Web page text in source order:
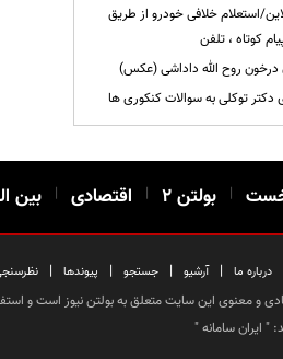
استعلام خلافی خودرو از طریق
کوتاه ، تلفن
روح الله داداشی (عکس)
توکلی به سوالات کنکوری ها
| بولتن ۲ | اقتصادی | بین
درباره ما | آرشیو | جستجو | پیوندها |
و معنوی این سایت متعلق به بولتن نیوز است و
" ایران سامانه"